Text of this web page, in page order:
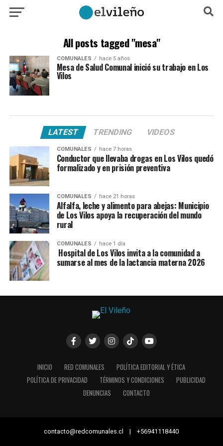
All posts tagged "mesa"
COMUNALES hace 5 años
Mesa de Salud Comunal inició su trabajo en Los
Vilos
LATEST TRENDING VIDEOS
COMUNALES hace 7 horas
Conductor que llevaba drogas en Los Vilos quedó
formalizado y en prisión preventiva
COMUNALES hace 21 horas
Alfalfa, leche y alimento para abejas: Municipio
de Los Vilos apoya la recuperación del mundo
rural
COMUNALES hace 1 día
Hospital de Los Vilos invita a la comunidad a
sumarse al mes de la lactancia materna 2026
INICIO RED COMUNALES
POLÍTICA EDITORIAL Y ÉTICA
POLÍTICA DE PRIVACIDAD
TÉRMINOS Y CONDICIONES
PUBLICIDAD
DENUNCIAS
CONTACTO
contacto@redcomunales.cl | +56941118440